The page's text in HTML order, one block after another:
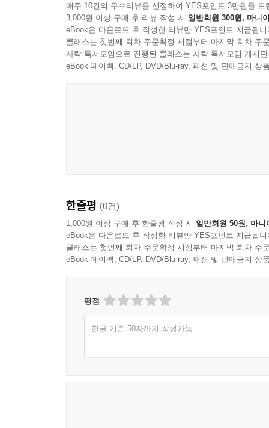
### **중동 및 기타 (Middle East & Others)**
37. 부르즈 할리파 - *Burj Khalifa*
매주 10건의 우수리뷰를 선정하여 YES포인트 3만원을 드
3,000원 이상 구매 후 리뷰 작성 시 일반회원 300원, 마니
eBook은 다운로드 후 작성한 리뷰만 YES포인트 지급됩니
클래스는 첫번째 회차 주문확정 시점부터 마지막 회차 주
사락 독서모임으로 진행된 클래스는 사락 독서모임 게시
eBook 페이백, CD/LP, DVD/Blu-ray, 패션 및 판매금지 상
한줄평 (0건)
1,000원 이상 구매 후 한줄평 작성 시 일반회원 50원, 마니
eBook은 다운로드 후 작성한 리뷰만 YES포인트 지급됩니
클래스는 첫번째 회차 주문확정 시점부터 마지막 회차 주
eBook 페이백, CD/LP, DVD/Blu-ray, 패션 및 판매금지 상
평점
한글 기준 50자까지 작성가능